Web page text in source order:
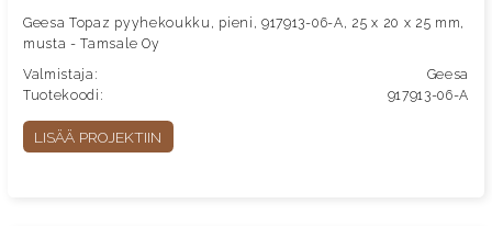
Geesa Topaz pyyhekoukku, pieni, 917913-06-A, 25 x 20 x 25 mm,
musta - Tamsale Oy
Valmistaja:
Geesa
Tuotekoodi:
917913-06-A
LISÄÄ PROJEKTIIN